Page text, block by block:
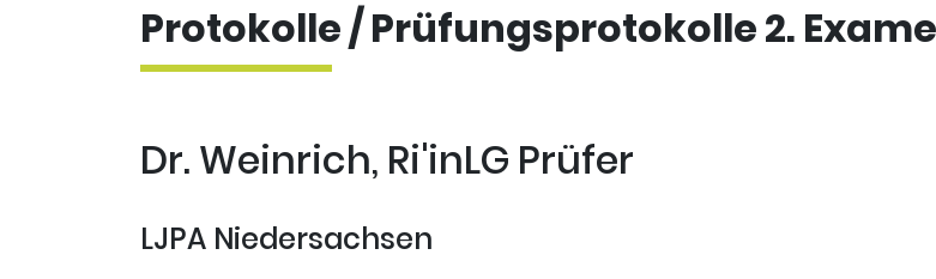
Protokolle / Prüfungsprotokolle 2.
Dr. Weinrich, Ri'inLG Prüfer
LJPA Niedersachsen